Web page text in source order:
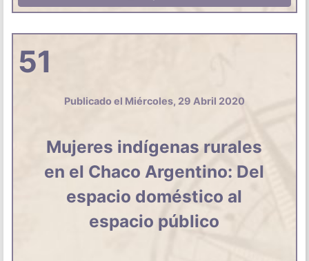
51
Publicado el Miércoles, 29 Abril 2020
Mujeres indígenas rurales
en el Chaco Argentino: Del
espacio doméstico al
espacio público